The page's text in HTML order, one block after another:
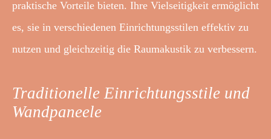
praktische Vorteile bieten. Ihre Vielseitigkeit ermöglicht
es, sie in verschiedenen Einrichtungsstilen effektiv zu
nutzen und gleichzeitig die Raumakustik zu verbessern.
Traditionelle Einrichtungsstile und
Wandpaneele